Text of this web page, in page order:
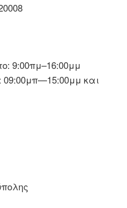
9:00πμ–16:00μμ
και